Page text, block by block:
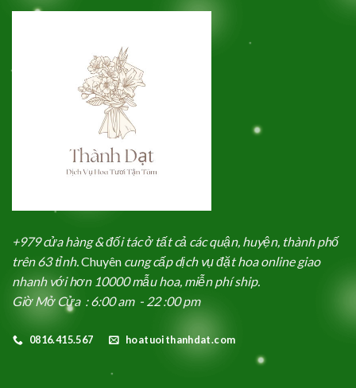
+979 cửa hàng & đối tác ở tất cả các quận, huyện, thành phố
trên 63 tỉnh. Chuyên cung cấp dịch vụ đặt hoa online giao
nhanh với hơn 10000 mẫu hoa, miễn phí ship.
Giờ Mở Cửa : 6:00 am - 22 :00 pm
0816.415.567 hoatuoithanhdat.com